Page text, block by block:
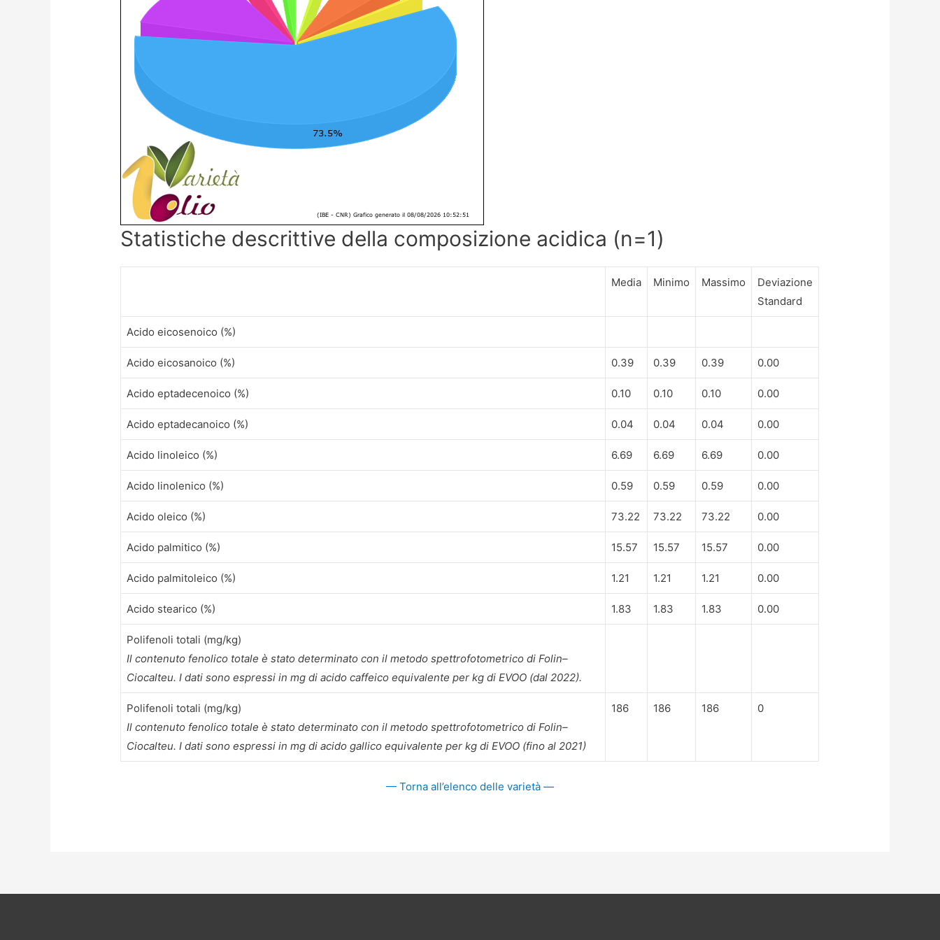
Statistiche descrittive della composizione acidica (n=1)
Media Minimo Massimo
Deviazione
Standard
Acido eicosenoico (%)
Acido eicosanoico (%) 0.39 0.39 0.39 0.00
Acido eptadecenoico (%) 0.10 0.10 0.10 0.00
Acido eptadecanoico (%) 0.04 0.04 0.04 0.00
Acido linoleico (%) 6.69 6.69 6.69 0.00
Acido linolenico (%) 0.59 0.59 0.59 0.00
Acido oleico (%) 73.22 73.22 73.22 0.00
Acido palmitico (%) 15.57 15.57 15.57 0.00
Acido palmitoleico (%) 1.21 1.21 1.21 0.00
Acido stearico (%) 1.83 1.83 1.83 0.00
Polifenoli totali (mg/kg)
Il contenuto fenolico totale è stato determinato con il metodo spettrofotometrico di Folin–
Ciocalteu. I dati sono espressi in mg di acido caffeico equivalente per kg di EVOO (dal 2022).
Polifenoli totali (mg/kg)
Il contenuto fenolico totale è stato determinato con il metodo spettrofotometrico di Folin–
Ciocalteu. I dati sono espressi in mg di acido gallico equivalente per kg di EVOO (fino al 2021)
186 186 186 0
— Torna all’elenco delle varietà —